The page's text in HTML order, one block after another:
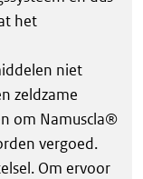
het
niet
zeldzame
om Namuscla®
vergoed.
Om ervoor